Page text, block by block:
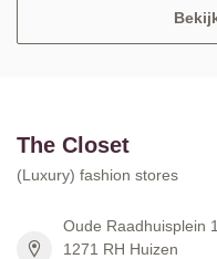
The Closet
(Luxury) fashion stores
Oude Raadhuisplein
1271 RH Huizen